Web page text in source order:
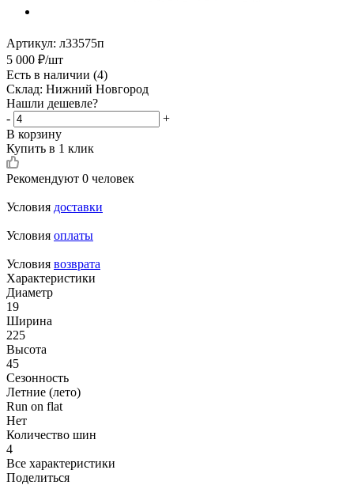
Артикул: л33575п
5 000 ₽/шт
Есть в наличии (4)
Склад: Нижний Новгород
Нашли дешевле?
-
+
В корзину
Купить в 1 клик
Рекомендуют 0 человек
Условия доставки
Условия оплаты
Условия возврата
Характеристики
Диаметр
19
Ширина
225
Высота
45
Сезонность
Летние (лето)
Run on flat
Нет
Количество шин
4
Все характеристики
Поделиться